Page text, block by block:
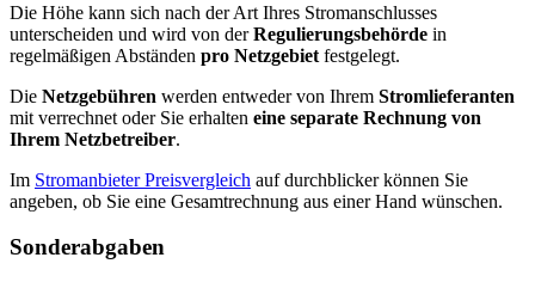
Die Höhe kann sich nach der Art Ihres Stromanschlusses
unterscheiden und wird von derRegulierungsbehörde in
regelmäßigen Abständen pro Netzgebiet festgelegt.
Die Netzgebühren werden entweder von Ihrem Stromlieferanten
mit verrechnet oder Sie erhalten eine separate Rechnung von
Ihrem Netzbetreiber.
Im Stromanbieter Preisvergleich auf durchblicker können Sie
angeben, ob Sie eine Gesamtrechnung aus einer Hand wünschen.
Sonderabgaben